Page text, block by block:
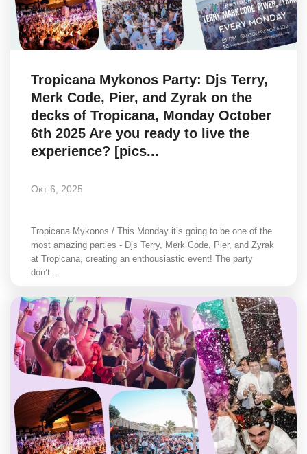
Tropicana Mykonos Party: Djs Terry,
Merk Code, Pier, and Zyrak on the
decks of Tropicana, Monday October
6th 2025 Are you ready to live the
experience? [pics...
Οκτ 6, 2025
Tropicana Mykonos / This Monday it’s going to be one of the
most amazing parties - Djs Terry, Merk Code, Pier, and Zyrak
at Tropicana, creating an enthousiastic event! The party
don’t...